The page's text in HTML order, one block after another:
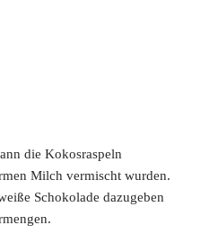
die Kokosraspeln
Milch vermischt wurden.
Schokolade dazugeben